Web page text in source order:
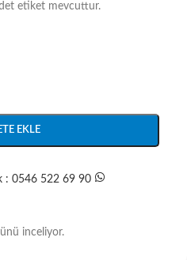
etiket mevcuttur.
EKLE
: 0546 522 69 90
inceliyor.